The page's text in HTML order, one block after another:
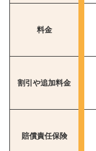
料金
割引や追加料金
賠償責任保険